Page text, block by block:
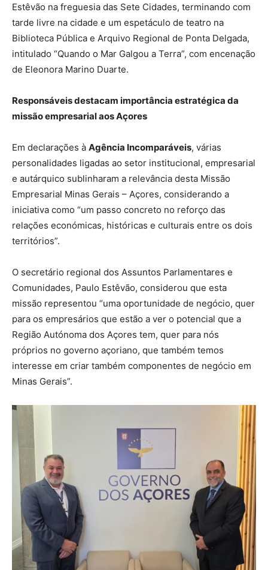
Estêvão na freguesia das Sete Cidades, terminando com
tarde livre na cidade e um espetáculo de teatro na
Biblioteca Pública e Arquivo Regional de Ponta Delgada,
intitulado “Quando o Mar Galgou a Terra”, com encenação
de Eleonora Marino Duarte.
Responsáveis destacam importância estratégica da
missão empresarial aos Açores
Em declarações à Agência Incomparáveis, várias
personalidades ligadas ao setor institucional, empresarial
e autárquico sublinharam a relevância desta Missão
Empresarial Minas Gerais – Açores, considerando a
iniciativa como “um passo concreto no reforço das
relações económicas, históricas e culturais entre os dois
territórios”.
O secretário regional dos Assuntos Parlamentares e
Comunidades, Paulo Estêvão, considerou que esta
missão representou “uma oportunidade de negócio, quer
para os empresários que estão a ver o potencial que a
Região Autónoma dos Açores tem, quer para nós
próprios no governo açoriano, que também temos
interesse em criar também componentes de negócio em
Minas Gerais”.